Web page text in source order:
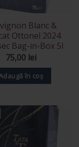
Blanc &
Ottonel 2024
Bag-in-Box 5l
75,00 lei
în coș